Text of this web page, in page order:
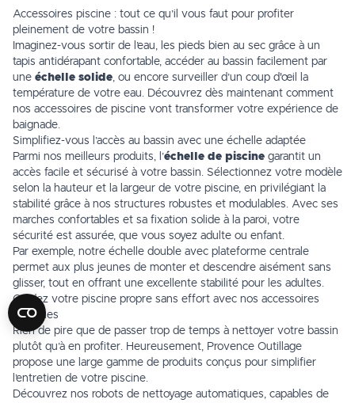
Accessoires piscine : tout ce qu’il vous faut pour profiter
pleinement de votre bassin !
Imaginez-vous sortir de l’eau, les pieds bien au sec grâce à un
tapis antidérapant confortable, accéder au bassin facilement par
une échelle solide, ou encore surveiller d’un coup d'œil la
température de votre eau. Découvrez dès maintenant comment
nos accessoires de piscine vont transformer votre expérience de
baignade.
Simplifiez-vous l’accès au bassin avec une échelle adaptée
Parmi nos meilleurs produits, l’échelle de piscine garantit un
accès facile et sécurisé à votre bassin. Sélectionnez votre modèle
selon la hauteur et la largeur de votre piscine, en privilégiant la
stabilité grâce à nos structures robustes et modulables. Avec ses
marches confortables et sa fixation solide à la paroi, votre
sécurité est assurée, que vous soyez adulte ou enfant.
Par exemple, notre échelle double avec plateforme centrale
permet aux plus jeunes de monter et descendre aisément sans
glisser, tout en offrant une excellente stabilité pour les adultes.
Gardez votre piscine propre sans effort avec nos accessoires
pratiques
Rien de pire que de passer trop de temps à nettoyer votre bassin
plutôt qu’à en profiter. Heureusement, Provence Outillage
propose une large gamme de produits conçus pour simplifier
l’entretien de votre piscine.
Découvrez nos robots de nettoyage automatiques, capables de